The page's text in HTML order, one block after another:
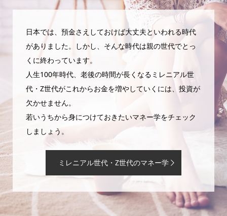
日本では、預金さえしておけば大丈夫といわれる時代
がありました。しかし、そんな時代は親の世代でとっ
くに終わっています。
人生100年時代、老後の時間が長くなるミレニアル世
代・Z世代がこれからお金を増やしていくには、投資が
欠かせません。
若いうちから身につけておきたいマネー学をチェック
しましょう。
ミレニアル世代・Z世代のマネー学